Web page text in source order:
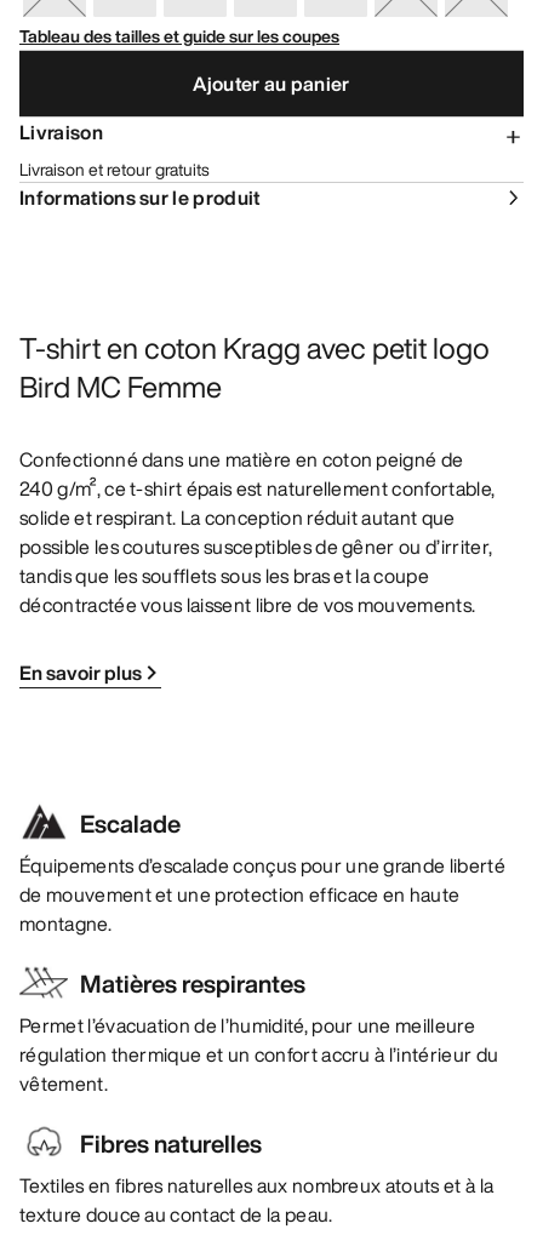
Tableau des tailles et guide sur les coupes
Ajouter au panier
Livraison
Livraison et retour gratuits
Informations sur le produit
T-shirt en coton Kragg avec petit logo
Bird MC Femme
Confectionné dans une matière en coton peigné de
240 g/m², ce t-shirt épais est naturellement confortable,
solide et respirant. La conception réduit autant que
possible les coutures susceptibles de gêner ou d’irriter,
tandis que les soufflets sous les bras et la coupe
décontractée vous laissent libre de vos mouvements.
En savoir plus
Escalade
Équipements d’escalade conçus pour une grande liberté
de mouvement et une protection efficace en haute
montagne.
Matières respirantes
Permet l’évacuation de l’humidité, pour une meilleure
régulation thermique et un confort accru à l’intérieur du
vêtement.
Fibres naturelles
Textiles en fibres naturelles aux nombreux atouts et à la
texture douce au contact de la peau.